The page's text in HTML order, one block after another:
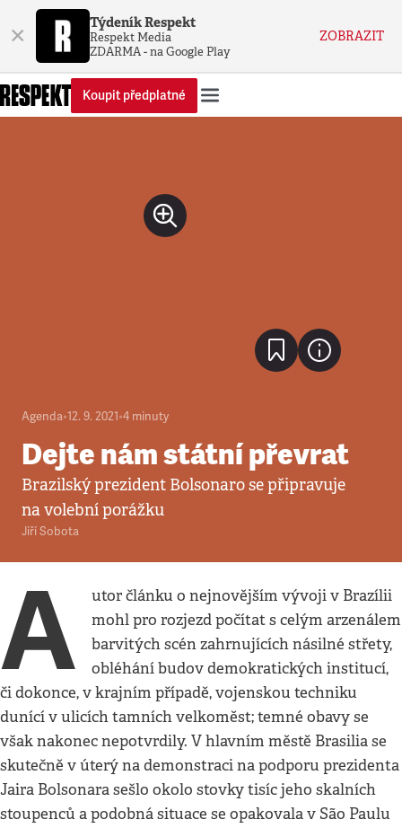
× Týdeník Respekt
Respekt Media
ZDARMA - na Google Play
ZOBRAZIT
Koupit předplatné
Agenda•12. 9. 2021•4 minuty
Dejte nám státní převrat
Brazilský prezident Bolsonaro se připravuje
na volební porážku
Jiří Sobota
A
utor článku o nejnovějším vývoji v Brazílii
mohl pro rozjezd počítat s celým arzenálem
barvitých scén zahrnujících násilné střety,
obléhání budov demokratických institucí,
či dokonce, v krajním případě, vojenskou techniku
dunící v ulicích tamních velkoměst; temné obavy se
však nakonec nepotvrdily. V hlavním městě Brasilia se
skutečně v úterý na demonstraci na podporu prezidenta
Jaira Bolsonara sešlo okolo stovky tisíc jeho skalních
stoupenců a podobná situace se opakovala v São Paulu